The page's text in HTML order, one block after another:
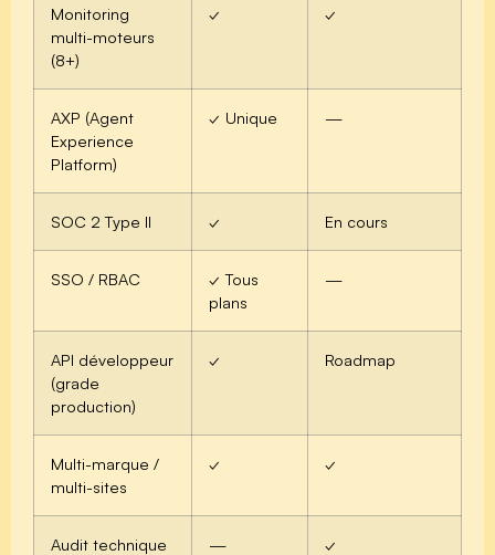
Monitoring
multi-moteurs
(8+)
✓ ✓
AXP (Agent
Experience
Platform)
✓ Unique —
SOC 2 Type II ✓ En cours
SSO / RBAC
✓ Tous
plans
—
API développeur
(grade
production)
✓ Roadmap
Multi-marque /
multi-sites
✓ ✓
Audit technique
— ✓